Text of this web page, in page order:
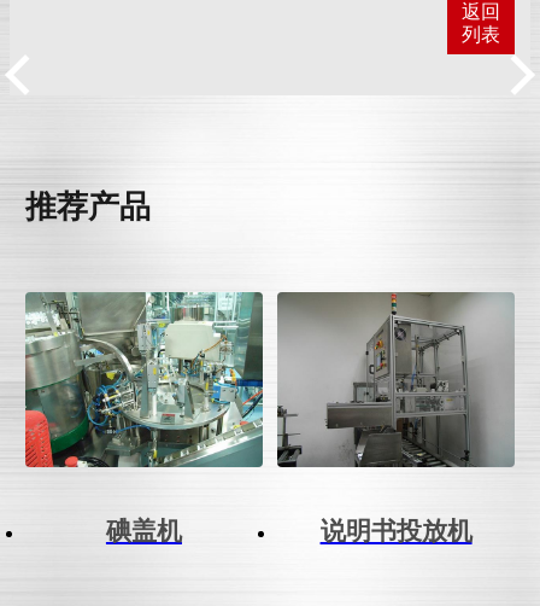
返回
列表
推荐产品
碘盖机 说明书投放机